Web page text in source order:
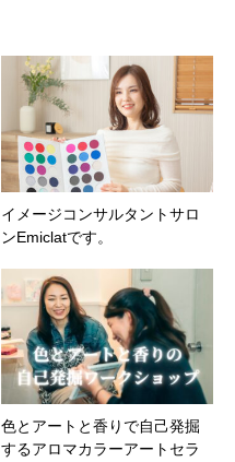
イメージコンサルタントサロ
ンEmiclatです。
色とアートと香りで自己発掘
するアロマカラーアートセラ